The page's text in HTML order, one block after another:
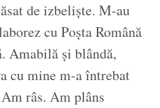
de izbeliște. M-au
cu Poșta Română
Amabilă și blândă,
cu mine m-a întrebat
râs. Am plâns